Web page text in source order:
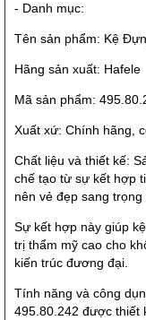
- Danh mục:
Tên sản phẩm: Kệ
Hãng sản xuất: Hafele
Mã sản phẩm:
Xuất xứ: Chính hãng,
Chất liệu và thiết kế:
chế tạo từ sự kết hợp
nên vẻ đẹp sang trọng
Sự kết hợp này giúp
trị thẩm mỹ cao cho
kiến trúc đương đại.
Tính năng và công
495.80.242 được thiết